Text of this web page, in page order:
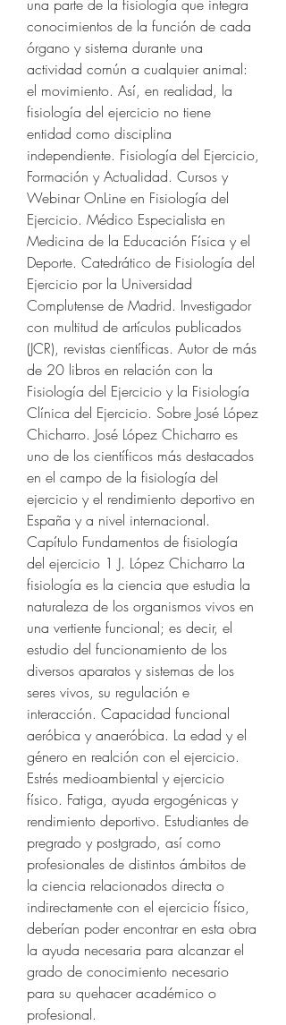
una parte de la fisiología que integra
conocimientos de la función de cada
órgano y sistema durante una
actividad común a cualquier animal:
el movimiento. Así, en realidad, la
fisiología del ejercicio no tiene
entidad como disciplina
independiente. Fisiología del Ejercicio,
Formación y Actualidad. Cursos y
Webinar OnLine en Fisiología del
Ejercicio. Médico Especialista en
Medicina de la Educación Física y el
Deporte. Catedrático de Fisiología del
Ejercicio por la Universidad
Complutense de Madrid. Investigador
con multitud de artículos publicados
(JCR), revistas científicas. Autor de más
de 20 libros en relación con la
Fisiología del Ejercicio y la Fisiología
Clínica del Ejercicio. Sobre José López
Chicharro. José López Chicharro es
uno de los científicos más destacados
en el campo de la fisiología del
ejercicio y el rendimiento deportivo en
España y a nivel internacional.
Capítulo Fundamentos de fisiología
del ejercicio 1 J. López Chicharro La
fisiología es la ciencia que estudia la
naturaleza de los organismos vivos en
una vertiente funcional; es decir, el
estudio del funcionamiento de los
diversos aparatos y sistemas de los
seres vivos, su regulación e
interacción. Capacidad funcional
aeróbica y anaeróbica. La edad y el
género en realción con el ejercicio.
Estrés medioambiental y ejercicio
físico. Fatiga, ayuda ergogénicas y
rendimiento deportivo. Estudiantes de
pregrado y postgrado, así como
profesionales de distintos ámbitos de
la ciencia relacionados directa o
indirectamente con el ejercicio físico,
deberían poder encontrar en esta obra
la ayuda necesaria para alcanzar el
grado de conocimiento necesario
para su quehacer académico o
profesional.